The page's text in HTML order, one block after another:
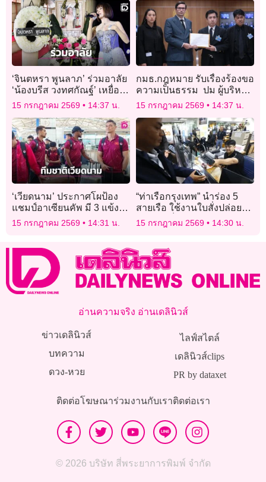
‘จินตหรา พูนลาภ’ ร่วมอาลัย
‘น้องบรีส วงทศกัณฐ์’ เหยื่อ
ไฟไหม้โรงเบียร์ลาดพร้าว ส่ง
ใจถึงครอบครัวผู้สูญเสีย
15 กรกฎาคม 2569 14:37 น.
กมธ.กฎหมาย รับเรื่องร้องขอ
ความเป็นธรรม ปม ผู้บริหาร
แพลนบี ปลอมแปลงเอกสาร
ยักยอกหุ้น-เปลี่ยนสัญญา
15 กรกฎาคม 2569 14:37 น.
‘เวียดนาม’ ประกาศโผป้อง
แชมป์อาเซียนคัพ มี 3 แข้ง
บราซิเลียน
15 กรกฎาคม 2569 14:31 น.
“ท่าเรือกรุงเทพ” นำร่อง 5
สายเรือ ใช้งานใบสั่งปล่อย
สินค้าอิเล็กทรอนิกส์ ลด
กระดาษ ฉิวขึ้น
15 กรกฎาคม 2569 14:30 น.
อ่านความจริง อ่านเดลินิวส์
ข่าวเดลินิวส์
บทความ
ดวง-หวย
ไลฟ์สไตล์
เดลินิวส์clips
PR by dataxet
ติดต่อโฆษณาร่วมงานกับเราติดต่อเรา
© 2026 บริษัท สี่พระยาการพิมพ์ จำกัด